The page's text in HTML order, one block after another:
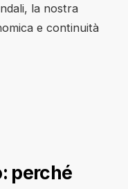
la nostra
e continuità
perché